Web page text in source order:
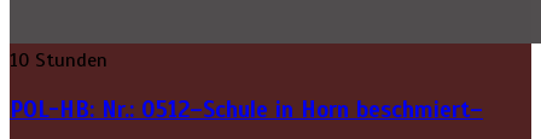
10 Stunden
POL-HB: Nr.: 0512–Schule in Horn beschmiert–